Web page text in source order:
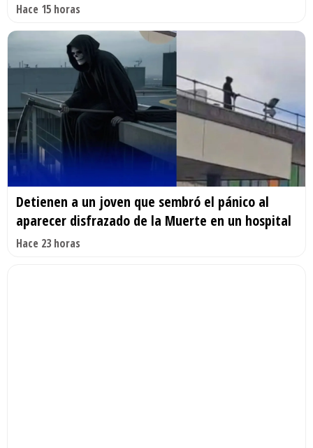
Hace 15 horas
Detienen a un joven que sembró el pánico al
aparecer disfrazado de la Muerte en un hospital
Hace 23 horas